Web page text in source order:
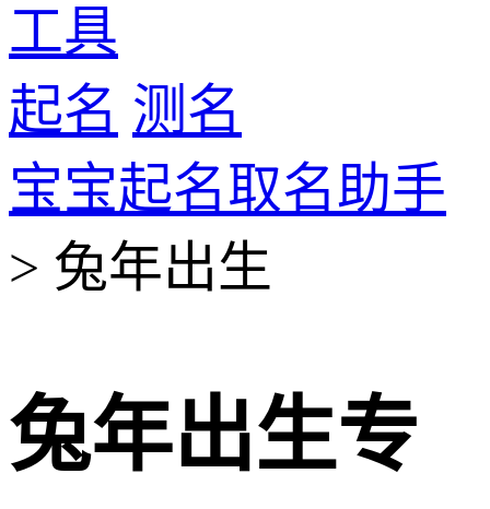
工具
起名 测名
宝宝起名取名助手
> 兔年出生
兔年出生专